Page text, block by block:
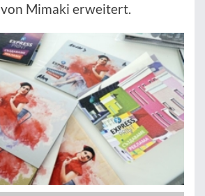
Mimaki erweitert.